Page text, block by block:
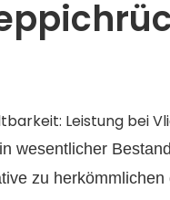
wesentlicher
zu